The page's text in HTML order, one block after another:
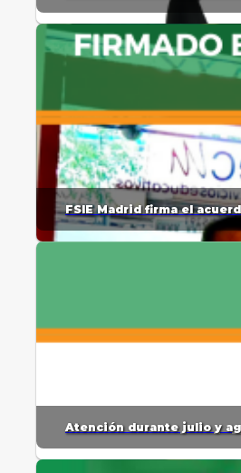
FSIE Madrid firma el
Atención durante julio y